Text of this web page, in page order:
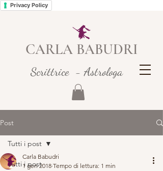
Privacy Policy
CARLA BABUDRI
Scrittrice - Astrologa
Post
Tutti i post
Tutti i post
Carla Babudri
1 gen 2018 Tempo di lettura: 1 min